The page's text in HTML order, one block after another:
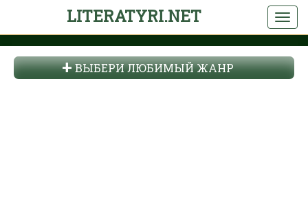
LITERATYRI.NET
ВЫБЕРИ ЛЮБИМЫЙ ЖАНР